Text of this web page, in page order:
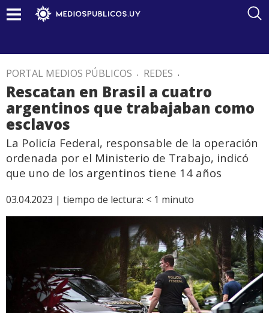
PORTAL MEDIOS PÚBLICOS . REDES .
Rescatan en Brasil a cuatro
argentinos que trabajaban como
esclavos
La Policía Federal, responsable de la operación
ordenada por el Ministerio de Trabajo, indicó
que uno de los argentinos tiene 14 años
03.04.2023 | tiempo de lectura: < 1 minuto